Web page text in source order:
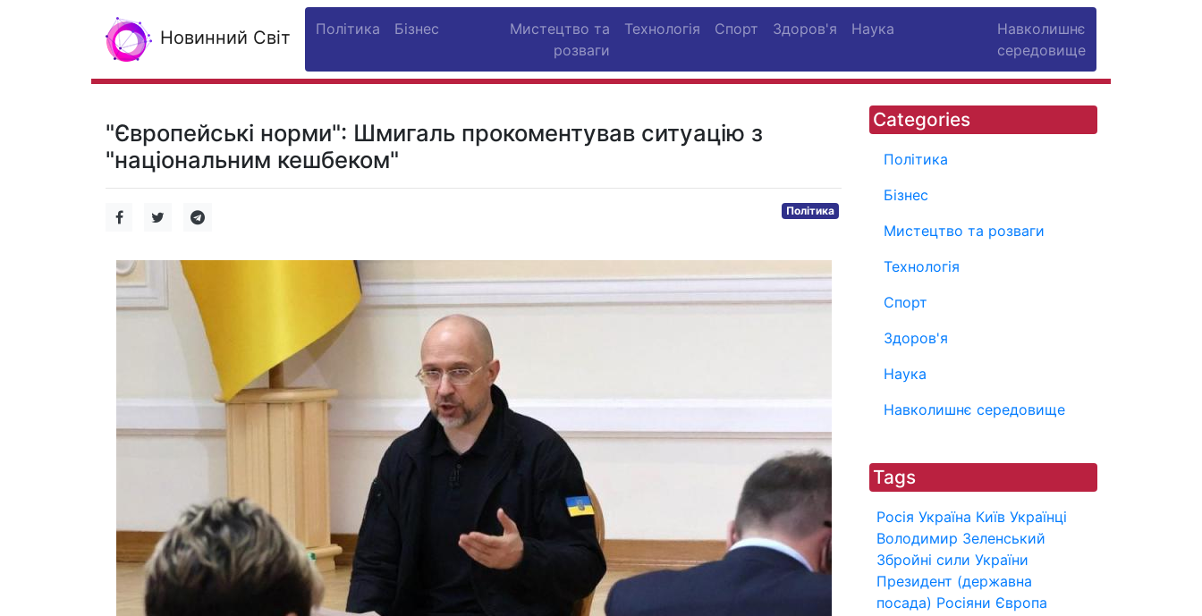
Новинний Світ Політика Бізнес
Мистецтво та
розваги
Технологія Спорт Здоров'я Наука
Навколишнє
середовище
"Європейські норми": Шмигаль прокоментував ситуацію з
"національним кешбеком"
Політика
Categories
Політика
Бізнес
Мистецтво та розваги
Технологія
Спорт
Здоров'я
Наука
Навколишнє середовище
Tags
Росія Україна Київ Українці
Володимир Зеленський
Збройні сили України
Президент (державна
посада) Росіяни Європа